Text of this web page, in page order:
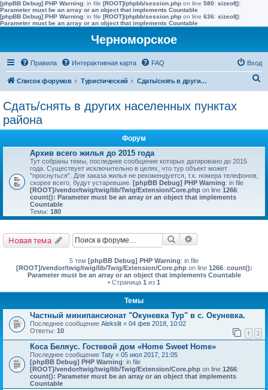
[phpBB Debug] PHP Warning: in file [ROOT]/phpbb/session.php on line 580: sizeof():
Parameter must be an array or an object that implements Countable
[phpBB Debug] PHP Warning: in file [ROOT]/phpbb/session.php on line 636: sizeof():
Parameter must be an array or an object that implements Countable
Черноморское
Правила Интерактивная карта FAQ Вход
Список форумов Туристический Сдать/снять в других населенных пунктах района
Сдать/снять в других населенных пунктах
района
Форум
Архив всего жилья до 2015 года
Тут собраны темы, последнее сообщение которых датировано до 2015
года. Существует исключительно в целях, что тур объект может
"проснуться". Для заказа жилья не рекомендуется, т.к. номера телефонов,
скорее всего, будут устаревшие. [phpBB Debug] PHP Warning: in file
[ROOT]/vendor/twig/twig/lib/Twig/Extension/Core.php on line 1266:
count(): Parameter must be an array or an object that implements
Countable
Темы: 180
Новая тема Поиск
5 тем [phpBB Debug] PHP Warning: in file
[ROOT]/vendor/twig/twig/lib/Twig/Extension/Core.phpon line 1266: count():
Parameter must be an array or an object that implements Countable
• Страница 1 из 1
Темы
Частный минипансионат "Окуневка Тур" в с. Окуневка.
Последнее сообщение Alekslit « 04 фев 2018, 10:02
Ответы: 10 1 2
Коса Беляус. Гостевой дом «Home Sweet Home»
Последнее сообщение Taty « 05 июл 2017, 21:05
[phpBB Debug] PHP Warning: in file
[ROOT]/vendor/twig/twig/lib/Twig/Extension/Core.php on line 1266:
count(): Parameter must be an array or an object that implements
Countable